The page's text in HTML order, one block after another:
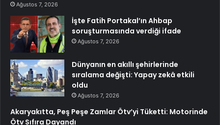
Ağustos 7, 2026
İşte Fatih Portakal’ın Ahbap
soruşturmasında verdiği ifade
Ağustos 7, 2026
Dünyanın en akıllı şehirlerinde
sıralama değişti: Yapay zekâ etkili
oldu
Ağustos 7, 2026
Akaryakıtta, Peş Peşe Zamlar Ötv’yi Tüketti: Motorinde
Ötv Sıfıra Dayandı